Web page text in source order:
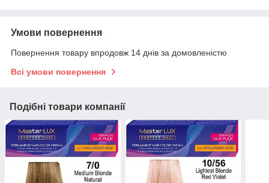
Умови повернення
Повернення товару впродовж 14 днів за домовленістю
Всі умови повернення
Подібні товари компанії